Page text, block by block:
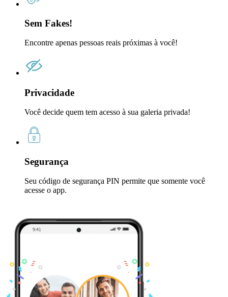
Sem Fakes!
Encontre apenas pessoas reais próximas à você!
Privacidade
Você decide quem tem acesso à sua galeria privada!
Segurança
Seu código de segurança PIN permite que somente você
acesse o app.